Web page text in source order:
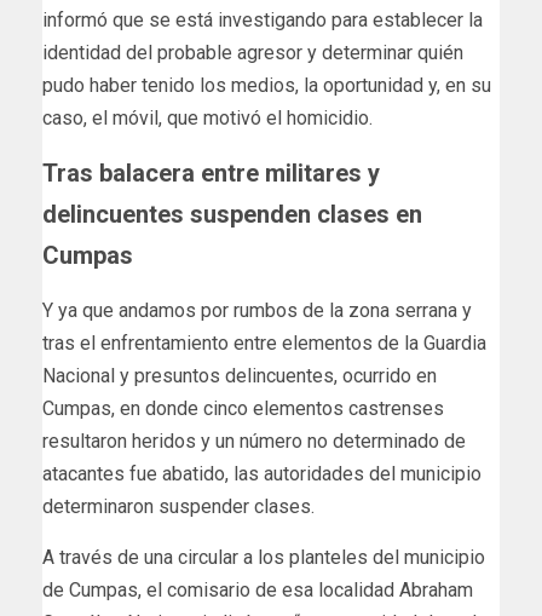
informó que se está investigando para establecer la
identidad del probable agresor y determinar quién
pudo haber tenido los medios, la oportunidad y, en su
caso, el móvil, que motivó el homicidio.
Tras balacera entre militares y
delincuentes suspenden clases en
Cumpas
Y ya que andamos por rumbos de la zona serrana y
tras el enfrentamiento entre elementos de la Guardia
Nacional y presuntos delincuentes, ocurrido en
Cumpas, en donde cinco elementos castrenses
resultaron heridos y un número no determinado de
atacantes fue abatido, las autoridades del municipio
determinaron suspender clases.
A través de una circular a los planteles del municipio
de Cumpas, el comisario de esa localidad Abraham